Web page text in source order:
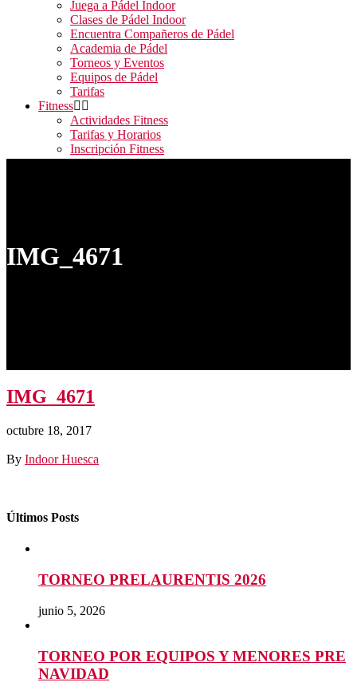
Juega a Pádel Indoor
Clases de Pádel Indoor
Encuentra Compañeros de Pádel
Academia de Pádel
Torneos y Eventos
Equipos de Pádel
Tarifas
Fitness
Actividades Fitness
Tarifas y Horarios
Inscripción Fitness
Blog
IMG_4671
IMG_4671
octubre 18, 2017
By Indoor Huesca
Últimos Posts
TORNEO PRELAURENTIS 2026
junio 5, 2026
TORNEO POR EQUIPOS Y MENORES PRE
NAVIDAD